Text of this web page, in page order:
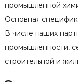
промышленной
Основная
В числе наших
промышленности,
строительной и